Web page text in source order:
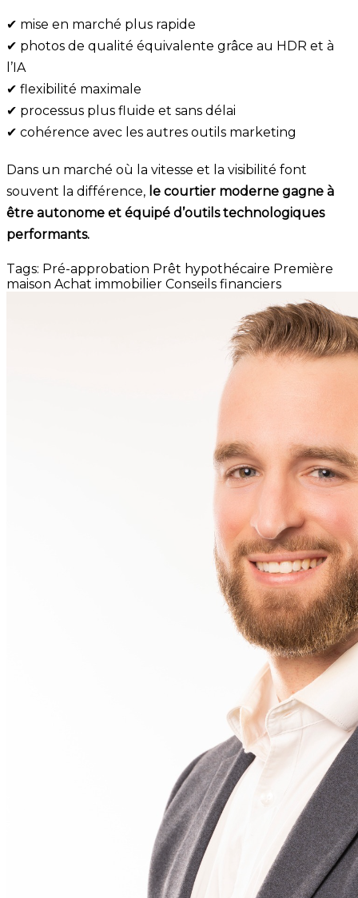
✔ mise en marché plus rapide
✔ photos de qualité équivalente grâce au HDR et à
l’IA
✔ flexibilité maximale
✔ processus plus fluide et sans délai
✔ cohérence avec les autres outils marketing
Dans un marché où la vitesse et la visibilité font
souvent la différence, le courtier moderne gagne à
être autonome et équipé d’outils technologiques
performants.
Tags: Pré-approbation Prêt hypothécaire Première
maison Achat immobilier Conseils financiers